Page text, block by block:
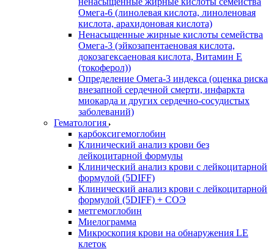
Омега-6 (линолевая кислота, линоленовая
кислота, арахидоновая кислота)
Ненасыщенные жирные кислоты семейства
Омега-3 (эйкозапентаеновая кислота,
докозагексаеновая кислота, Витамин E
(токоферол))
Определение Омега-3 индекса (оценка риска
внезапной сердечной смерти, инфаркта
миокарда и других сердечно-сосудистых
заболеваний)
Гематология
карбоксигемоглобин
Клинический анализ крови без
лейкоцитарной формулы
Клинический анализ крови с лейкоцитарной
формулой (5DIFF)
Клинический анализ крови с лейкоцитарной
формулой (5DIFF) + СОЭ
метгемоглобин
Миелограмма
Микроскопия крови на обнаружения LE
клеток